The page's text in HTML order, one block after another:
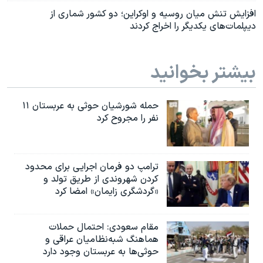
افزایش تنش میان روسیه و اوکراین؛ دو کشور شماری از
دیپلمات‌های یکدیگر را اخراج کردند
بیشتر بخوانید
حمله شورشیان حوثی به عربستان ۱۱
نفر را مجروح کرد
ترامپ دو فرمان اجرایی برای محدود
کردن شهروندی از طریق تولد و
«گردشگری زایمان» امضا کرد
مقام سعودی: احتمال حملات
هماهنگ شبه‌نظامیان عراقی و
حوثی‌ها به عربستان وجود دارد